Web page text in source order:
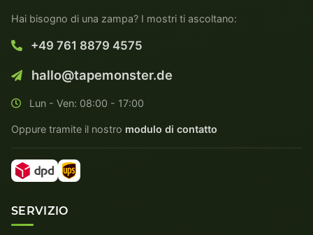
Hai bisogno di una zampa? I mostri ti ascoltano:
+49 761 8879 4575
hallo@tapemonster.de
Lun - Ven: 08:00 - 17:00
Oppure tramite il nostro modulo di contatto
SERVIZIO